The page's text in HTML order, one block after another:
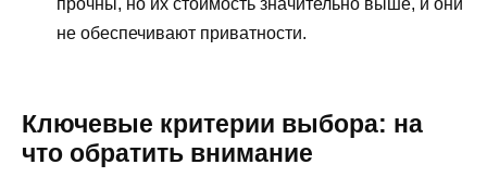
не обеспечивают приватности.
Ключевые критерии выбора: на
что обратить внимание